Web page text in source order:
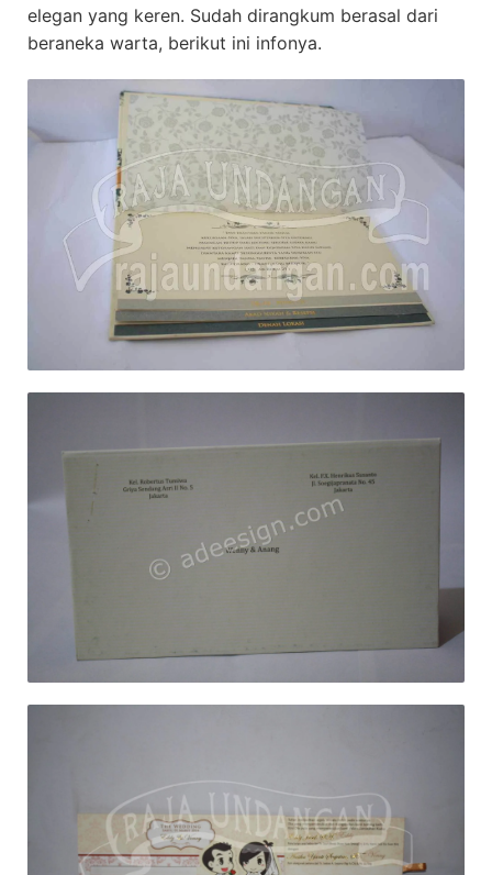
elegan yang keren. Sudah dirangkum berasal dari
beraneka warta, berikut ini infonya.